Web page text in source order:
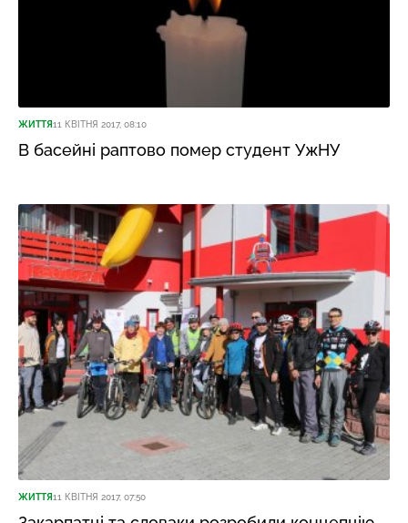
ЖИТТЯ11 КВІТНЯ 2017, 08:10
В басейні раптово помер студент УжНУ
ЖИТТЯ11 КВІТНЯ 2017, 07:50